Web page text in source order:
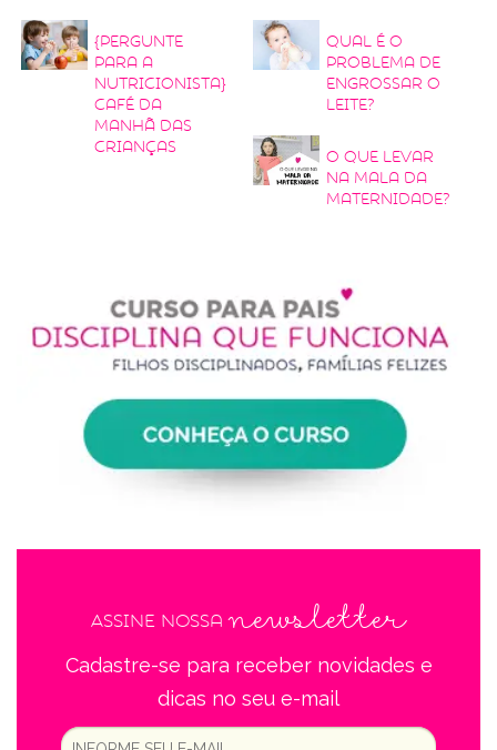
{Pergunte
para a
nutricionista}
Café da
manhã das
crianças
Qual é o
problema de
engrossar o
leite?
O que levar
na mala da
maternidade?
Assine nossanewsletter
Cadastre-se para receber novidades e
dicas no seu e-mail